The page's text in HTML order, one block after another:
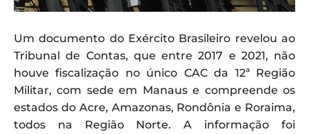
Um documento do Exército Brasileiro revelou ao
Tribunal de Contas, que entre 2017 e 2021, não
houve fiscalização no único CAC da 12ª Região
Militar, com sede em Manaus e compreende os
estados do Acre, Amazonas, Rondônia e Roraima,
todos na Região Norte. A informação foi